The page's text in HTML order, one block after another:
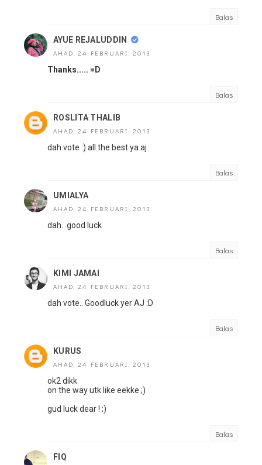
Balas
AYUE REJALUDDIN
AHAD, 24 FEBRUARI, 2013
Thanks..... =D
Balas
ROSLITA THALIB
AHAD, 24 FEBRUARI, 2013
dah vote :) all the best ya aj
Balas
UMIALYA
AHAD, 24 FEBRUARI, 2013
dah.. good luck
Balas
KIMI JAMAI
AHAD, 24 FEBRUARI, 2013
dah vote.. Goodluck yer AJ :D
Balas
KURUS
AHAD, 24 FEBRUARI, 2013
ok2 dikk
on the way utk like eekke ;)
gud luck dear ! ;)
Balas
FIQ